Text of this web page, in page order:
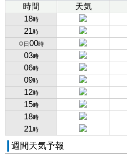
時間 天気
18時
21時
○ 日 00時
03時
06時
09時
12時
15時
18時
21時
週間天気予報